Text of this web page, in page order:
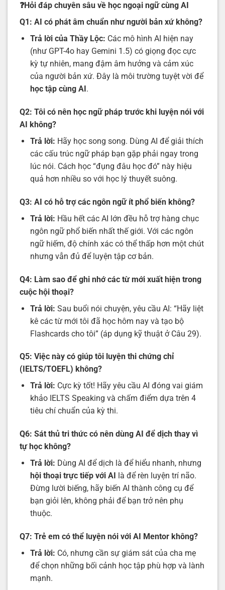
❓Hỏi đáp chuyên sâu về học ngoại ngữ cùng AI
Q1: AI có phát âm chuẩn như người bản xứ không?
Trả lời của Thầy Lộc: Các mô hình AI hiện nay
(như GPT-4o hay Gemini 1.5) có giọng đọc cực
kỳ tự nhiên, mang đậm âm hưởng và cảm xúc
của người bản xứ. Đây là môi trường tuyệt vời để
học tập cùng AI.
Q2: Tôi có nên học ngữ pháp trước khi luyện nói với
AI không?
Trả lời: Hãy học song song. Dùng AI để giải thích
các cấu trúc ngữ pháp bạn gặp phải ngay trong
lúc nói. Cách học “đụng đâu học đó” này hiệu
quả hơn nhiều so với học lý thuyết suông.
Q3: AI có hỗ trợ các ngôn ngữ ít phổ biến không?
Trả lời: Hầu hết các AI lớn đều hỗ trợ hàng chục
ngôn ngữ phổ biến nhất thế giới. Với các ngôn
ngữ hiếm, độ chính xác có thể thấp hơn một chút
nhưng vẫn đủ để luyện tập cơ bản.
Q4: Làm sao để ghi nhớ các từ mới xuất hiện trong
cuộc hội thoại?
Trả lời: Sau buổi nói chuyện, yêu cầu AI: “Hãy liệt
kê các từ mới tôi đã học hôm nay và tạo bộ
Flashcards cho tôi” (áp dụng kỹ thuật ở Câu 29).
Q5: Việc này có giúp tôi luyện thi chứng chỉ
(IELTS/TOEFL) không?
Trả lời: Cực kỳ tốt! Hãy yêu cầu AI đóng vai giám
khảo IELTS Speaking và chấm điểm dựa trên 4
tiêu chí chuẩn của kỳ thi.
Q6: Sát thủ tri thức có nên dùng AI để dịch thay vì
tự học không?
Trả lời: Dùng AI để dịch là để hiểu nhanh, nhưng
hội thoại trực tiếp với AI là để rèn luyện trí não.
Đừng lười biếng, hãy biến AI thành công cụ để
bạn giỏi lên, không phải để bạn trở nên phụ
thuộc.
Q7: Trẻ em có thể luyện nói với AI Mentor không?
Trả lời: Có, nhưng cần sự giám sát của cha mẹ
để chọn những bối cảnh học tập phù hợp và lành
mạnh.